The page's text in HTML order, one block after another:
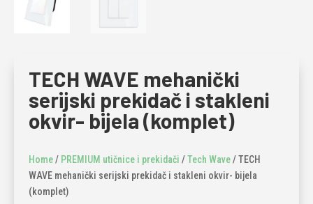
TECH WAVE mehanički
serijski prekidač i stakleni
okvir- bijela (komplet)
Home/ PREMIUM utičnice i prekidači /Tech Wave/ TECH
WAVE mehanički serijski prekidač i stakleni okvir- bijela
(komplet)